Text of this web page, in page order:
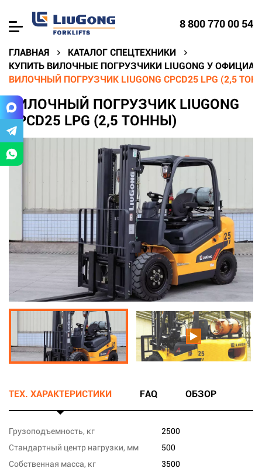
8 800 770 00 54
ГЛАВНАЯ
КАТАЛОГ СПЕЦТЕХНИКИ
КУПИТЬ ВИЛОЧНЫЕ ПОГРУЗЧИКИ LIUGONG У
ВИЛОЧНЫЙ ПОГРУЗЧИК LIUGONG CPCD25 LPG (2,5
ВИЛОЧНЫЙ ПОГРУЗЧИК LIUGONG
CPCD25 LPG (2,5 ТОННЫ)
ТЕХ. ХАРАКТЕРИСТИКИ FAQ ОБЗОР
Грузоподъемность, кг
2500
Стандартный центр нагрузки, мм
500
Собственная масса, кг
3500